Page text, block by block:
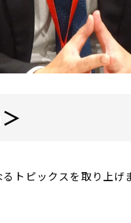
トピックスを取り上げ